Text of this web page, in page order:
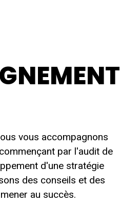
vous accompagnons
par l'audit de
d'une stratégie
des conseils et des
au succès.